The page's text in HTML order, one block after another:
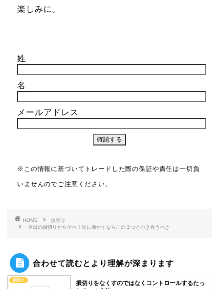
楽しみに。
姓
名
メールアドレス
※この情報に基づいてトレードした際の保証や責任は一切負
いませんのでご注意ください。
HOME
損切り
今日の損切りから学べ！次に活かすならこの３つと向き合うべき
合わせて読むとより理解が深まります
損切り
損切りをなくすのではなくコントロールするたっ